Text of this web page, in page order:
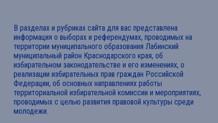
В разделах и рубриках сайта для вас представлена
информация о выборах и референдумах, проводимых на
территории муниципального образования Лабинский
муниципальный район Краснодарского края, об
избирательном законодательстве и его изменениях, о
реализации избирательных прав граждан Российской
Федерации, об основных направлениях работы
территориальной избирательной комиссии и мероприятиях,
проводимых с целью развития правовой культуры среди
молодежи.